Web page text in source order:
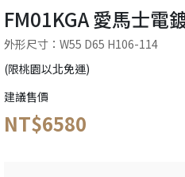
FM01KGA 愛馬士電
外形尺寸：W55 D65 H106-114
(限桃園以北免運)
建議售價
NT$6580